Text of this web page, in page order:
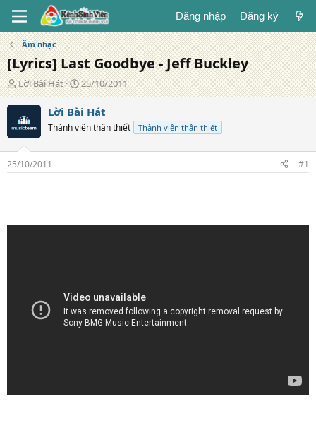
Đăng nhập Đăng ký
Âm nhạc
[Lyrics] Last Goodbye - Jeff Buckley
T
á
c
g
i
ả
Lời Bài Hát
N
g
à
y
đ
g
25/10/2011
Lời Bài Hát
Thành viên thân thiết Thành viên thân thiết
25/10/2011 #1